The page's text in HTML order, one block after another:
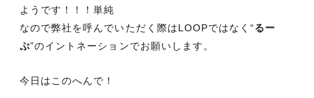
ようです！！！単純
なので弊社を呼んでいただく際はLOOPではなく“るー
ぷ”のイントネーションでお願いします。
今日はこのへんで！